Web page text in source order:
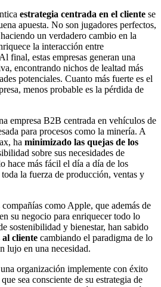
estrategia centrada en el cliente se
apuesta. No son jugadores perfectos,
un verdadero cambio en la
la interacción entre
final, estas empresas generan una
encontrando nichos de lealtad más
potenciales. Cuanto más fuerte es el
menos probable es la pérdida de
empresa B2B centrada en vehículos de
para procesos como la minería. A
ha minimizado las quejas de los
sobre sus necesidades de
hace más fácil el día a día de los
la fuerza de producción, ventas y
como Apple, que además de
su negocio para enriquecer todo lo
sostenibilidad y bienestar, han sabido
al cliente cambiando el paradigma de lo
lujo en una necesidad.
organización implemente con éxito
sea consciente de su estrategia de